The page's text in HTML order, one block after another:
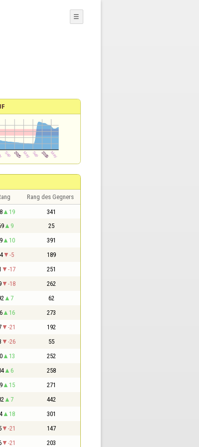
☰
Rang des Gegners
19 341
9 25
10 391
-5 189
-17 251
-18 262
7 62
16 273
-21 192
-26 55
13 252
6 258
15 271
7 442
18 301
-21 147
-21 203